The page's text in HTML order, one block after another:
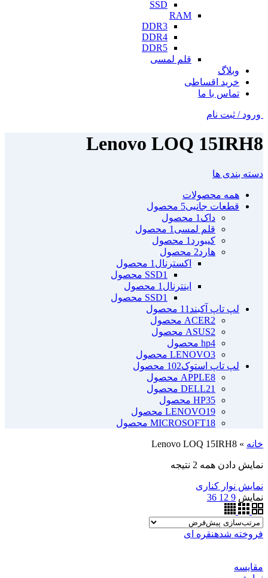
SSD
RAM
DDR3
DDR4
DDR5
قلم لمسی
وبلاگ
خرید اقساطی
تماس با ما
ورود / ثبت نام
Lenovo LOQ 15IRH8
دسته بندی ها
همه محصولات
قطعات جانبی5 محصول
داک 1 محصول
قلم لمسی 1 محصول
کیبورد 1 محصول
هارد2 محصول
اکسترنال 1 محصول
SSD1 محصول
اینترنال 1 محصول
SSD1 محصول
لپ تاپ آکبند 11 محصول
ACER2 محصول
ASUS2 محصول
hp4 محصول
LENOVO3 محصول
لپ تاپ استوک102 محصول
APPLE8 محصول
DELL21 محصول
HP35 محصول
LENOVO19 محصول
MICROSOFT18 محصول
خانه »
Lenovo LOQ 15IRH8
نمایش دادن همه 2 نتیجه
نمایش نوار کناری
نمایش 9
12
36
فروخته شدهنقره ای
مقايسه